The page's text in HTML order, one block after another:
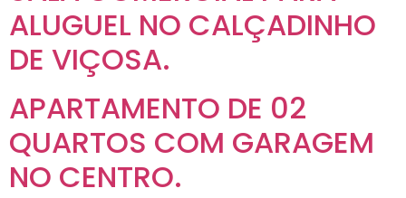
ALUGUEL NO CALÇADINHO
DE VIÇOSA.
APARTAMENTO DE 02
QUARTOS COM GARAGEM
NO CENTRO.